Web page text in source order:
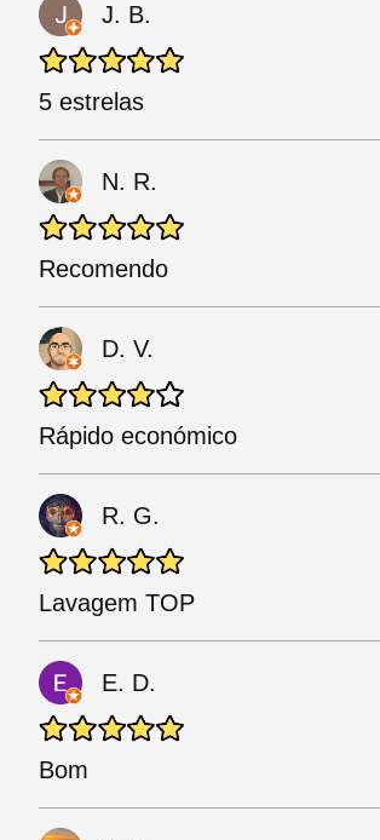
J. B.
5 estrelas
N. R.
Recomendo
D. V.
Rápido económico
R. G.
Lavagem TOP
E. D.
Bom